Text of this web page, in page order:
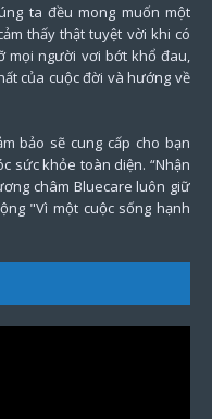
ta đều mong muốn một
thấy thật tuyệt vời khi có
mọi người vơi bớt khổ đau,
của cuộc đời và hướng về
bảo sẽ cung cấp cho bạn
sức khỏe toàn diện. “Nhận
châm Bluecare luôn giữ
"Vì một cuộc sống hạnh